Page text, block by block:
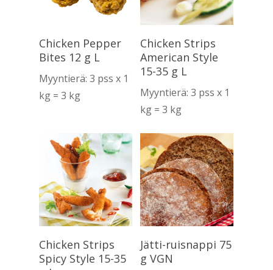
Lue Lisää
Chicken Pepper
Bites 12 g L
Myyntierä: 3 pss x 1
kg = 3 kg
Lue Lisää
Chicken Strips
American Style
15-35 g L
Myyntierä: 3 pss x 1
kg = 3 kg
Lue Lisää
Chicken Strips
Spicy Style 15-35
Lue Lisää
Jätti-ruisnappi 75
g VGN